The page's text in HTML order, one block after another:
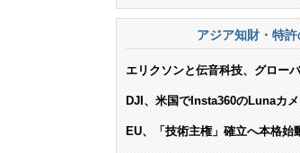
アジア知財・特
エリクソンと伝音科技、グロー
DJI、米国でInsta360のLunaカ
EU、「技術主権」確立へ本格